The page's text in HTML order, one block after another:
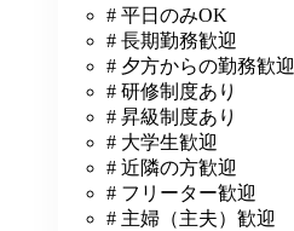
# 平日のみOK
# 長期勤務歓迎
# 夕方からの勤務歓迎
# 研修制度あり
# 昇級制度あり
# 大学生歓迎
# 近隣の方歓迎
# フリーター歓迎
# 主婦（主夫）歓迎